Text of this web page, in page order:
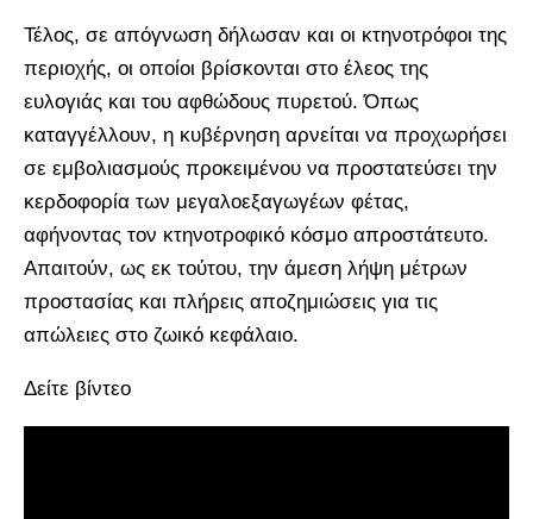
Τέλος, σε απόγνωση δήλωσαν και οι κτηνοτρόφοι της
περιοχής, οι οποίοι βρίσκονται στο έλεος της
ευλογιάς και του αφθώδους πυρετού. Όπως
καταγγέλλουν, η κυβέρνηση αρνείται να προχωρήσει
σε εμβολιασμούς προκειμένου να προστατεύσει την
κερδοφορία των μεγαλοεξαγωγέων φέτας,
αφήνοντας τον κτηνοτροφικό κόσμο απροστάτευτο.
Απαιτούν, ως εκ τούτου, την άμεση λήψη μέτρων
προστασίας και πλήρεις αποζημιώσεις για τις
απώλειες στο ζωικό κεφάλαιο.
Δείτε βίντεο